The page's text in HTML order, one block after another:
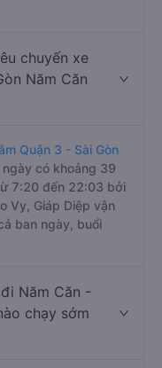
chuyến xe
Năm Căn
Quận 3 - Sài Gòn
có khoảng 39
7:20 đến 22:03 bởi
Vy, Giáp Diệp vận
ban ngày, buổi
Năm Căn -
chạy sớm